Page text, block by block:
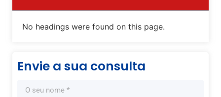
No headings were found on this page.
Envie a sua consulta